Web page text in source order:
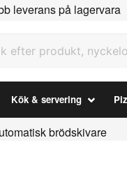
leverans på lagervara
Kök & servering
brödskivare